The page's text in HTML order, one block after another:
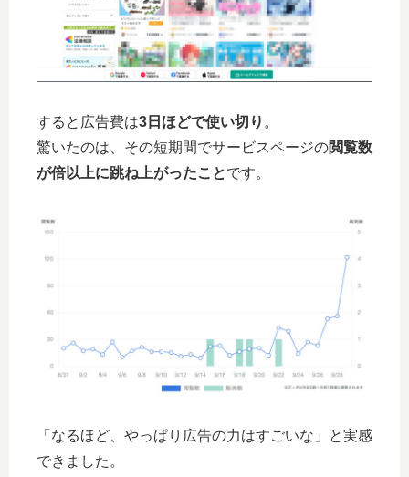
すると広告費は3日ほどで使い切り 。
驚いたのは、その短期間でサービスページの閲覧数
が倍以上に跳ね上がったことです。
「なるほど、やっぱり広告の力はすごいな」と実感
できました。